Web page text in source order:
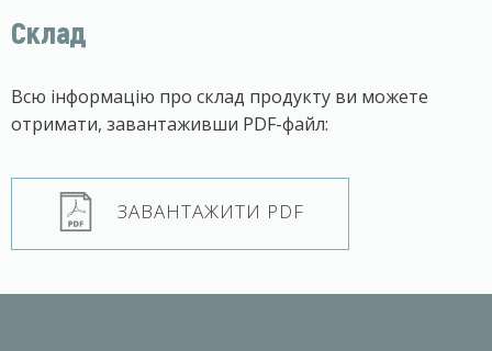
Склад
Всю інформацію про склад продукту ви можете
отримати, завантаживши PDF-файл:
ЗАВАНТАЖИТИ PDF